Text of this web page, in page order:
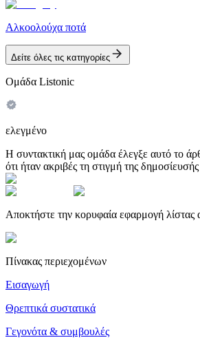
Αλκοολούχα ποτά
Δείτε όλες τις κατηγορίες
Ομάδα Listonic
ελεγμένο
Η συντακτική μας ομάδα έλεγξε αυτό το
ότι ήταν ακριβές τη στιγμή της
Αποκτήστε την κορυφαία εφαρμογή λίστας
Πίνακας περιεχομένων
Εισαγωγή
Θρεπτικά συστατικά
Γεγονότα & συμβουλές